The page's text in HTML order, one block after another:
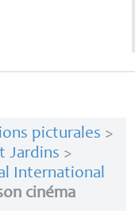
picturales >
Jardins >
International
cinéma